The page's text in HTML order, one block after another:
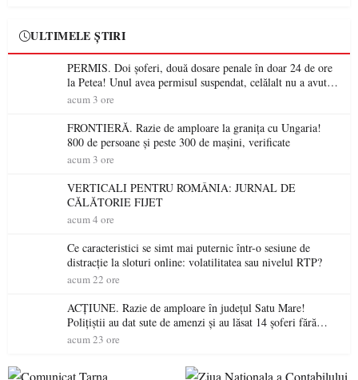
ULTIMELE ȘTIRI
PERMIS. Doi șoferi, două dosare penale în doar 24 de ore
la Petea! Unul avea permisul suspendat, celălalt nu a avut
niciodată permis
acum 3 ore
FRONTIERĂ. Razie de amploare la granița cu Ungaria!
800 de persoane și peste 300 de mașini, verificate
acum 3 ore
VERTICALI PENTRU ROMÂNIA: JURNAL DE
CĂLĂTORIE FIJET
acum 4 ore
Ce caracteristici se simt mai puternic într-o sesiune de
distracție la sloturi online: volatilitatea sau nivelul RTP?
acum 22 ore
ACȚIUNE. Razie de amploare în județul Satu Mare!
Polițiștii au dat sute de amenzi și au lăsat 14 șoferi fără
permis într-o singură zi
acum 23 ore